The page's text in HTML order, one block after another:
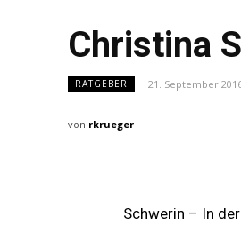
Christina
RATGEBER 21. September
von rkrueger
Schwerin – In